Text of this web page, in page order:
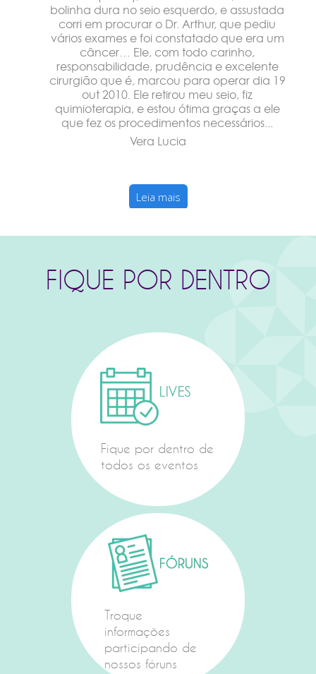
bolinha dura no seio esquerdo, e assustada
corri em procurar o Dr. Arthur, que pediu
vários exames e foi constatado que era um
câncer… Ele, com todo carinho,
responsabilidade, prudência e excelente
cirurgião que é, marcou para operar dia 19
out 2010. Ele retirou meu seio, fiz
quimioterapia, e estou ótima graças a ele
que fez os procedimentos necessários...
Vera Lucia
Leia mais
FIQUE POR DENTRO
Fique por dentro de
todos os eventos
Troque
informações
participando de
nossos fóruns